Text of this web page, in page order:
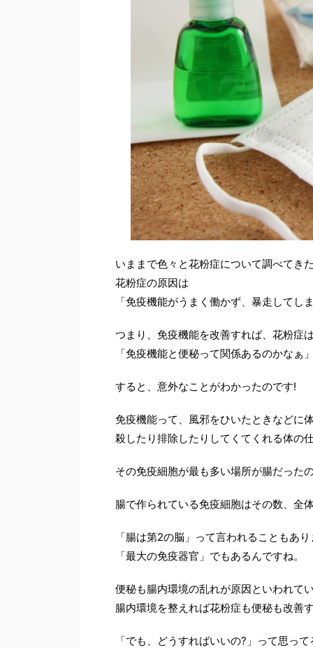
いままで色々と花粉症について調べてき
花粉症の原因は
「免疫機能がうまく働かず、暴走して
つまり、免疫機能を改善すれば、花粉症
「免疫機能と便秘って関係あるのかなぁ
すると、意外なことがわかったのです!
免疫機能って、風邪をひいたときなどに
殺したり排除したりしてくてくれる体の
その免疫細胞が最も多い場所が腸だった
腸で作られている免疫細胞はその数、全
「腸は第2の脳」って言われることもあ
「最大の免疫器官」でもあるんですね。
便秘も腸内環境の乱れが原因といわれて
腸内環境を整えれば花粉症も便秘も改善
「でも、どうすればいいの?」って思っ